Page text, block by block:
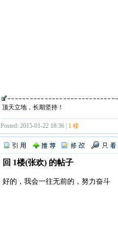
顶天立地，长期坚持！
Posted: 2015-01-22 18:36 | 1 楼
回 1楼(张欢) 的帖子
好的，我会一往无前的，努力奋斗